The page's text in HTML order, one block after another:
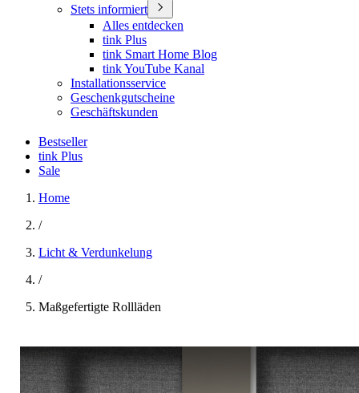
Stets informiert
Alles entdecken
tink Plus
tink Smart Home Blog
tink YouTube Kanal
Installationsservice
Geschenkgutscheine
Geschäftskunden
Bestseller
tink Plus
Sale
Home
/
Licht & Verdunkelung
/
Maßgefertigte Rollläden